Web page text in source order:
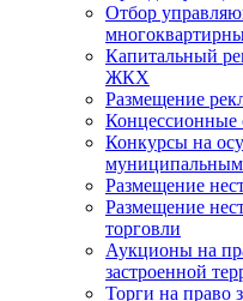
Отбор
Капитальный
ЖКХ
Размещение
Концессионные
Конкурсы на
Размещение
Размещение
торговли
Аукционы на
застроенной
Торги на право